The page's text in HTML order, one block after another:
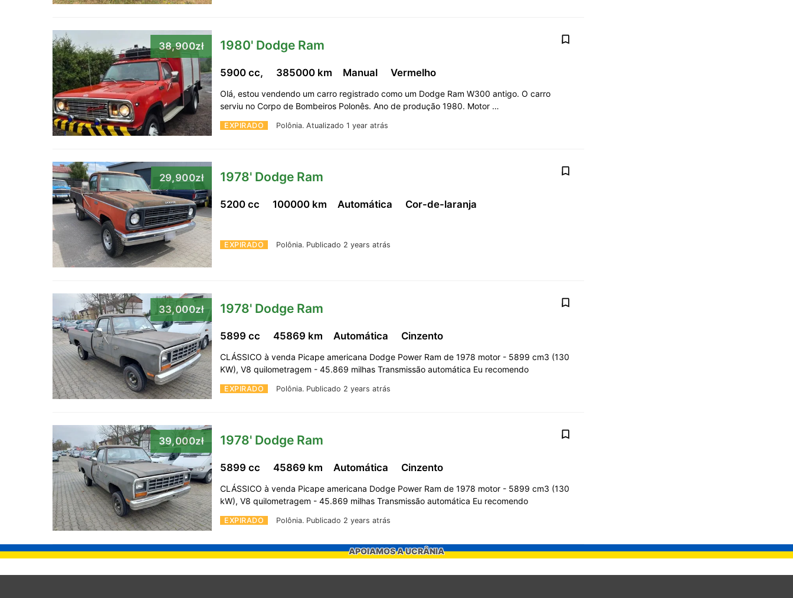
38,900zł 1980' Dodge Ram
EXPIRADO Polônia. Atualizado 1 year atrás
5900 cc, 385000 km Manual Vermelho
Olá, estou vendendo um carro registrado como um Dodge Ram W300 antigo. O carro
serviu no Corpo de Bombeiros Polonês. Ano de produção 1980. Motor …
29,900zł 1978' Dodge Ram
EXPIRADO Polônia. Publicado 2 years atrás
5200 cc 100000 km Automática Cor-de-laranja
33,000zł 1978' Dodge Ram
EXPIRADO Polônia. Publicado 2 years atrás
5899 cc 45869 km Automática Cinzento
CLÁSSICO à venda Picape americana Dodge Power Ram de 1978 motor - 5899 cm3 (130
KW), V8 quilometragem - 45.869 milhas Transmissão automática Eu recomendo
39,000zł 1978' Dodge Ram
EXPIRADO Polônia. Publicado 2 years atrás
5899 cc 45869 km Automática Cinzento
CLÁSSICO à venda Picape americana Dodge Power Ram de 1978 motor - 5899 cm3 (130
kW), V8 quilometragem - 45.869 milhas Transmissão automática Eu recomendo
APOIAMOS A UCRÂNIA